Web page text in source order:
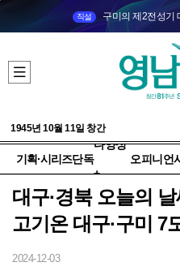
직설 구미의 제2전성기
1945년 10월 11일 창간
기획·시리즈단독
다양성
+
오피니언
대구·경북 오늘의
고기온 대구·구미 7
2024-12-03